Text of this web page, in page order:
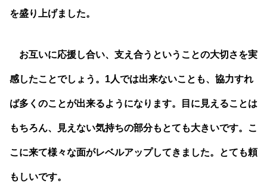
を盛り上げました。
お互いに応援し合い、支え合うということの大切さを実
感したことでしょう。1人では出来ないことも、協力すれ
ば多くのことが出来るようになります。目に見えることは
もちろん、見えない気持ちの部分もとても大きいです。こ
こに来て様々な面がレベルアップしてきました。とても頼
もしいです。